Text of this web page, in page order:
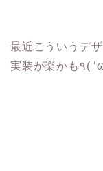
最近こういうデ